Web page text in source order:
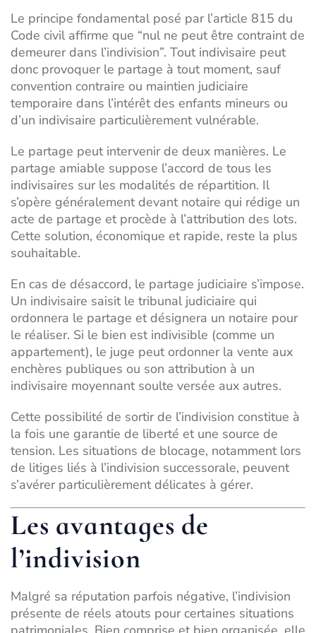
Le principe fondamental posé par l’article 815 du
Code civil affirme que “nul ne peut être contraint de
demeurer dans l’indivision”. Tout indivisaire peut
donc provoquer le partage à tout moment, sauf
convention contraire ou maintien judiciaire
temporaire dans l’intérêt des enfants mineurs ou
d’un indivisaire particulièrement vulnérable.
Le partage peut intervenir de deux manières. Le
partage amiable suppose l’accord de tous les
indivisaires sur les modalités de répartition. Il
s’opère généralement devant notaire qui rédige un
acte de partage et procède à l’attribution des lots.
Cette solution, économique et rapide, reste la plus
souhaitable.
En cas de désaccord, le partage judiciaire s’impose.
Un indivisaire saisit le tribunal judiciaire qui
ordonnera le partage et désignera un notaire pour
le réaliser. Si le bien est indivisible (comme un
appartement), le juge peut ordonner la vente aux
enchères publiques ou son attribution à un
indivisaire moyennant soulte versée aux autres.
Cette possibilité de sortir de l’indivision constitue à
la fois une garantie de liberté et une source de
tension. Les situations de blocage, notamment lors
de litiges liés à l’indivision successorale, peuvent
s’avérer particulièrement délicates à gérer.
Les avantages de
l’indivision
Malgré sa réputation parfois négative, l’indivision
présente de réels atouts pour certaines situations